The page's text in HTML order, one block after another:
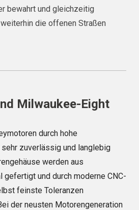
bewahrt und gleichzeitig
die offenen Straßen
Milwaukee-Eight
durch hohe
zuverlässig und langlebig
werden aus
und durch moderne CNC-
feinste Toleranzen
der neusten Motorengeneration